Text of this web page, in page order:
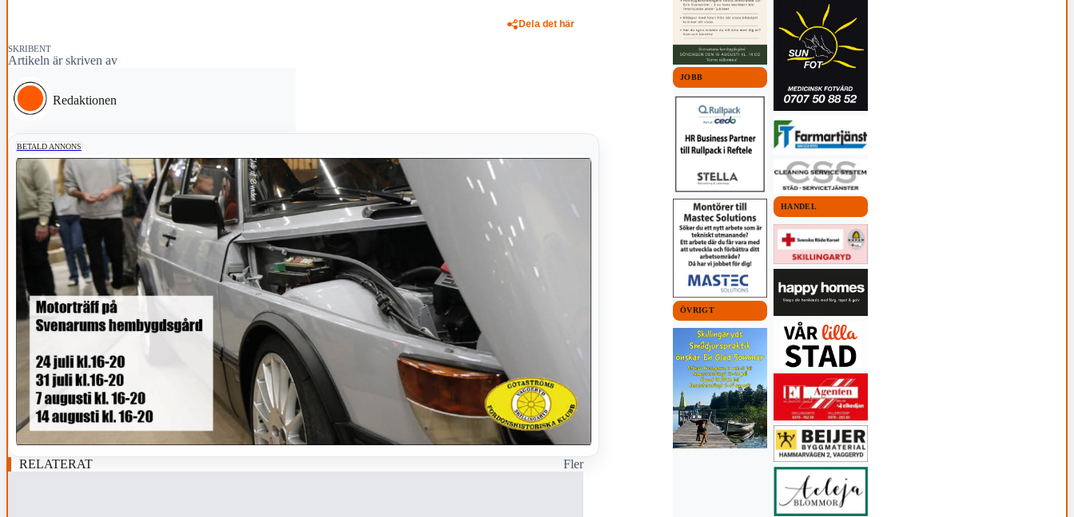
Dela det här
SKRIBENT
Artikeln är skriven av
Redaktionen
BETALD ANNONS
RELATERAT Fler
JOBB
ÖVRIGT
HANDEL